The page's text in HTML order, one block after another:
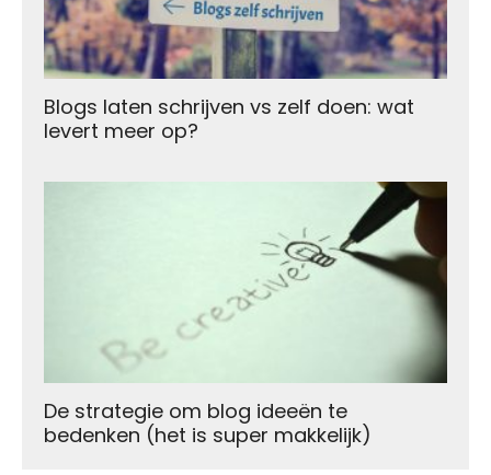
Blogs laten schrijven vs zelf doen: wat
levert meer op?
De strategie om blog ideeën te
bedenken (het is super makkelijk)